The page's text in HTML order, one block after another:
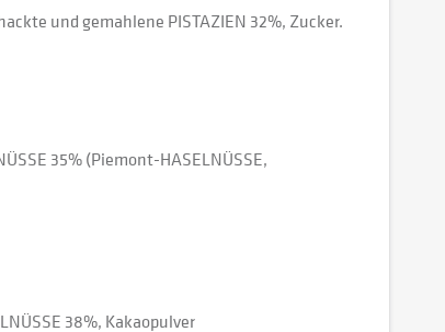
und gemahlene PISTAZIEN 32%, Zucker.
35% (Piemont-HASELNÜSSE,
38%, Kakaopulver